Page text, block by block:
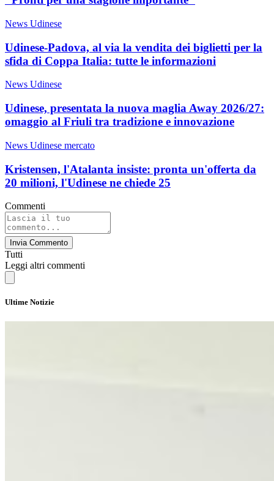
News Udinese
Udinese-Padova, al via la vendita dei biglietti per la
sfida di Coppa Italia: tutte le informazioni
News Udinese
Udinese, presentata la nuova maglia Away 2026/27:
omaggio al Friuli tra tradizione e innovazione
News Udinese mercato
Kristensen, l'Atalanta insiste: pronta un'offerta da
20 milioni, l'Udinese ne chiede 25
Commenti
Invia Commento
Tutti
Leggi altri commenti
Ultime Notizie